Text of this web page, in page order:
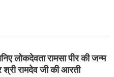
लोकदेवता रामसा पीर की जन्म
रामदेव जी की आरती